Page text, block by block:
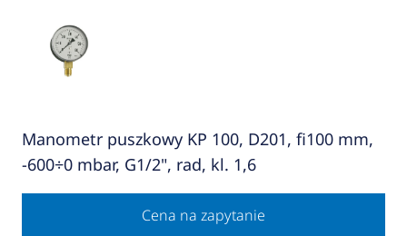
Manometr puszkowy KP 100, D201, fi100 mm,
-600÷0 mbar, G1/2", rad, kl. 1,6
Cena na zapytanie